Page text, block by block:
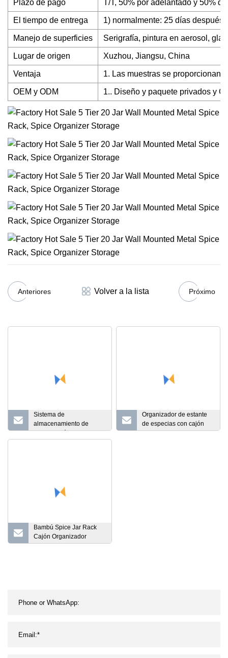
Plazo de pago T/T, 50% por adelantado y 50%
El tiempo de entrega 1) normalmente: 25 días después
Manejo de superficies Serigrafía, pintura en aerosol,
Lugar de origen Xuzhou, Jiangsu, China
Ventaja 1. Las muestras se proporcionan
OEM y ODM 1.. Diseño y paquete privados y
Anteriores Volver a la lista Próximo
Sistema de
almacenamiento de
cocina, cajón multiusos,
Organizador de estante
de especias con cajón
cromado para gabinete
Bambú Spice Jar Rack
Cajón Organizador
Insertar 3 niveles en